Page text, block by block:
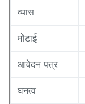
व्यास
मोटाई
आवेदन पत्र
घनत्व